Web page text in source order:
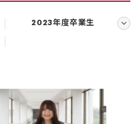
2023年度卒業生